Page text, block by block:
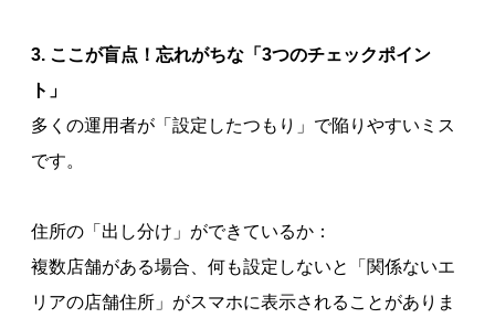
3. ここが盲点！忘れがちな「3つのチェックポイン
ト」
多くの運用者が「設定したつもり」で陥りやすいミス
です。
住所の「出し分け」ができているか：
複数店舗がある場合、何も設定しないと「関係ないエ
リアの店舗住所」がスマホに表示されることがありま